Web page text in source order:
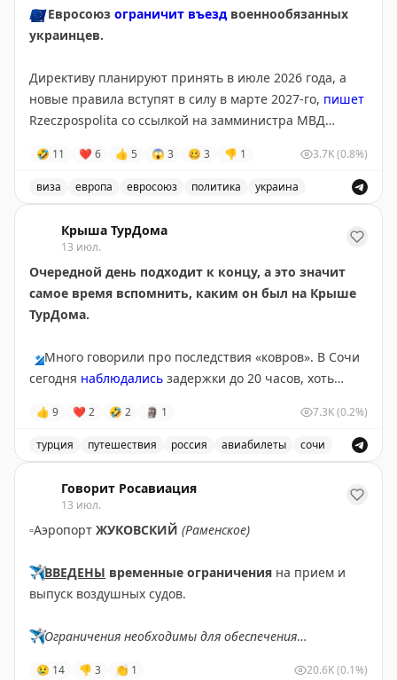
Вопросы, запросы, записи — всё сюда:
📲 @matrasssi
Stay tuned!
Подписаться на Матрассы
🇪🇺Евросоюз ограничит въездвоеннообязанных
украинцев.
Директиву планируют принять в июле 2026 года, а
новые правила вступят в силу в марте 2027-го, пишет
Rzeczpospolita со ссылкой на замминистра МВД
Для въезда и получения временной защиты
потребуется подтверждение освобождения или
отсрочки от мобилизации. По данным издания,
изменения поддерживает Польша, а инициатором
выступил Киев.
@tipical_vizovik
🤣 11 ❤ 6 👍 5 😱 3 🥴 3 👎 1 3.7K(0.8%)
виза европа евросоюз политика украина
Крыша ТурДома
13 июл.
Очередной день подходит к концу, а это значит
самое время вспомнить, каким он был на Крыше
ТурДома.
🔹Много говорили про последствия «ковров». В Сочи
сегодня наблюдались задержки до 20 часов, хоть
Серьезные корректировки в графиках приводят к
тому, что пассажиры чащеоформляют страховки
на
этот случай. Проверили, не врут ли цифры в
федеральных СМИ,опросом
на Крыше ТурДома. Рост
подтверждают
страховщики.
🔹Другая тема, получившая много внимания в СМИ –
утром разбирались вотравлении
второй половине дня Минздрав Турцииуспокоил
👍 9 ❤ 2 🤣 2 🗿 1 7.3K(0.2%)
турция путешествия россия авиабилеты сочи
Говорит Росавиация
13 июл.
▫️Аэропорт ЖУКОВСКИЙ (Раменское)
✈️ВВЕДЕНЫ временные ограничения на прием и
выпуск воздушных судов.
✈️Ограничения необходимы для обеспечения
😢 14 👎 3 👏 1 20.6K(0.1%)